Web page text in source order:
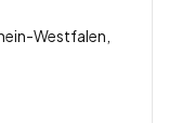
Westfalen,